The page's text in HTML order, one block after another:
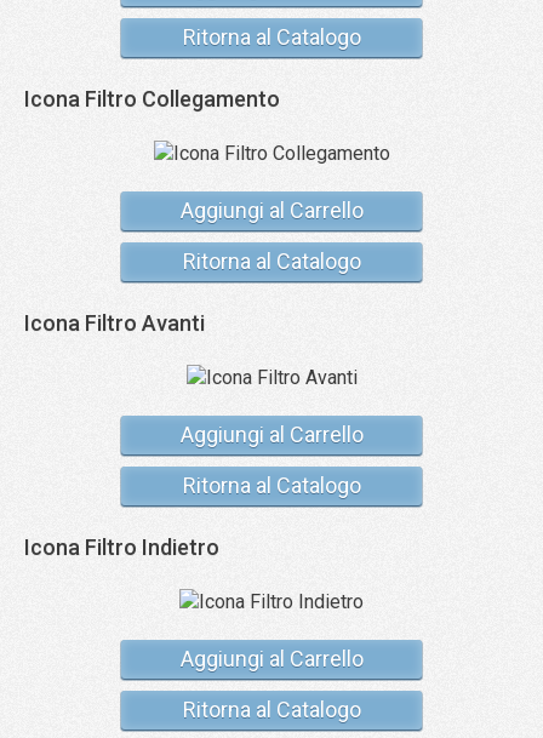
Ritorna al Catalogo
Icona Filtro Collegamento
Aggiungi al Carrello
Ritorna al Catalogo
Icona Filtro Avanti
Aggiungi al Carrello
Ritorna al Catalogo
Icona Filtro Indietro
Aggiungi al Carrello
Ritorna al Catalogo